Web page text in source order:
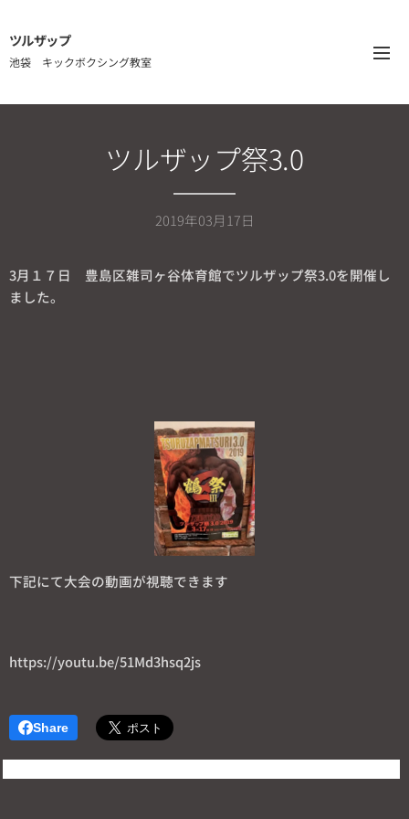
ツルザップ
池袋 キックボクシング教室
ツルザップ祭3.0
2019年03月17日
3月１７日 豊島区雑司ヶ谷体育館でツルザップ祭3.0を開催し
ました。
下記にて大会の動画が視聴できます
https://youtu.be/51Md3hsq2js
Share